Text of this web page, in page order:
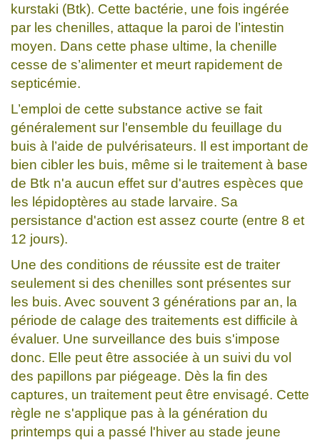
kurstaki (Btk). Cette bactérie, une fois ingérée
par les chenilles, attaque la paroi de l’intestin
moyen. Dans cette phase ultime, la chenille
cesse de s’alimenter et meurt rapidement de
septicémie.
L’emploi de cette substance active se fait
généralement sur l'ensemble du feuillage du
buis à l’aide de pulvérisateurs. Il est important de
bien cibler les buis, même si le traitement à base
de Btk n'a aucun effet sur d'autres espèces que
les lépidoptères au stade larvaire. Sa
persistance d'action est assez courte (entre 8 et
12 jours).
Une des conditions de réussite est de traiter
seulement si des chenilles sont présentes sur
les buis. Avec souvent 3 générations par an, la
période de calage des traitements est difficile à
évaluer. Une surveillance des buis s'impose
donc. Elle peut être associée à un suivi du vol
des papillons par piégeage. Dès la fin des
captures, un traitement peut être envisagé. Cette
règle ne s'applique pas à la génération du
printemps qui a passé l'hiver au stade jeune